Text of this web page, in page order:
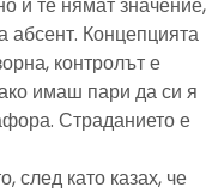
Концепцията
контролът е
имаш пари да си я
Страданието е
след като казах, че